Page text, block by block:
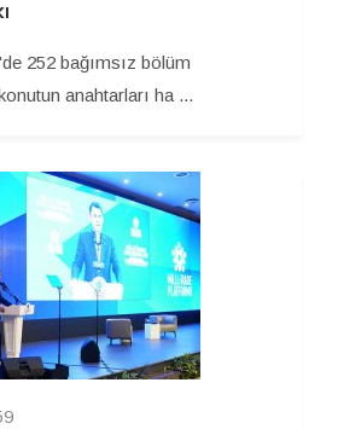
252 bağımsız bölüm
anahtarları ha ...